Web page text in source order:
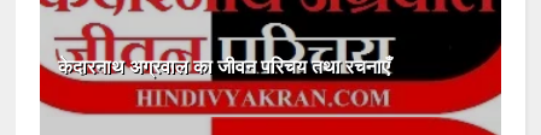
केदारनाथ अग्रवाल का जीवन परिचय तथा रचनाएँ